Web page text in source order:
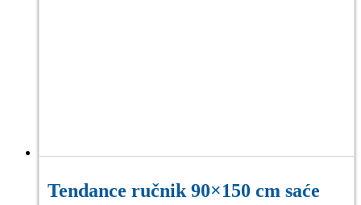
Tendance ručnik 90×150 cm saće